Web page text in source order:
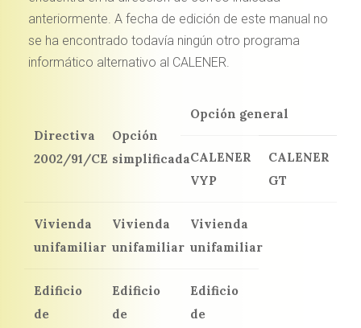
anteriormente. A fecha de edición de este manual no
se ha encontrado todavía ningún otro programa
informático alternativo al CALENER.
Directiva
2002/91/CE
Opción
simplificada
Opción general
CALENER
VYP
CALENER
GT
Vivienda
unifamiliar
Vivienda
unifamiliar
Vivienda
unifamiliar
Edificio
de
Edificio
de
Edificio
de